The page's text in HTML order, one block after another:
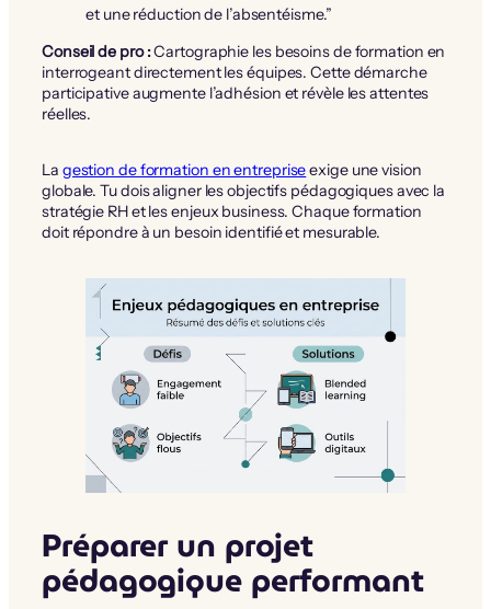
et une réduction de l’absentéisme.”
Conseil de pro :Cartographie les besoins de formation en
interrogeant directement les équipes. Cette démarche
participative augmente l’adhésion et révèle les attentes
réelles.
La gestion de formation en entrepriseexige une vision
globale. Tu dois aligner les objectifs pédagogiques avec la
stratégie RH et les enjeux business. Chaque formation
doit répondre à un besoin identifié et mesurable.
Préparer un projet
pédagogique performant